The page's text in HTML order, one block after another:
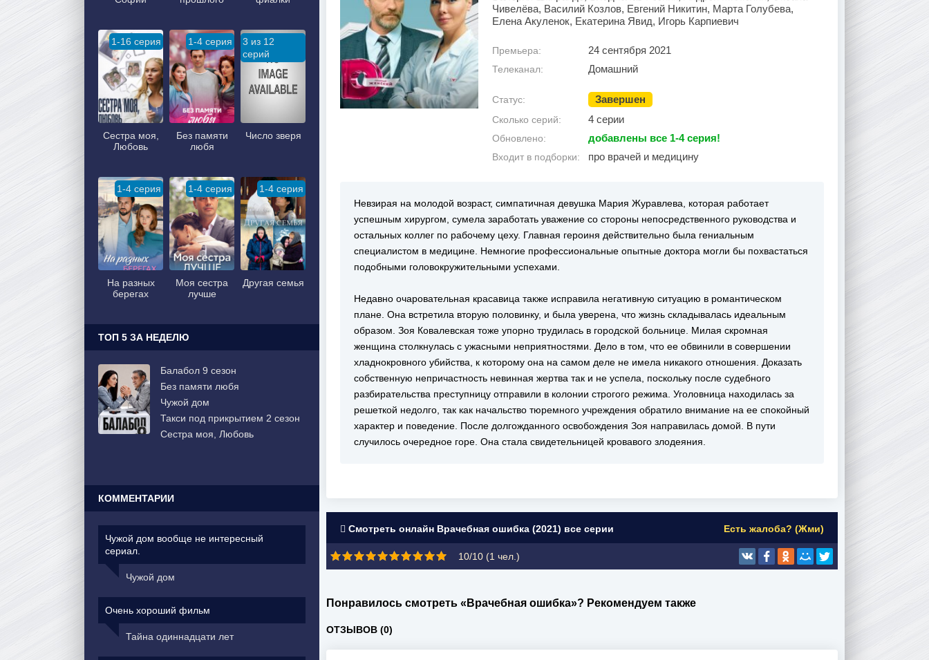
Чивелёва, Василий Козлов, Евгений Никитин, Марта Голубева,
Елена Акуленок, Екатерина Явид, Игорь Карпиевич
Премьера: 24 сентября 2021
Телеканал: Домашний
Статус: Завершен
Сколько серий: 4 серии
Обновлено: добавлены все 1-4 серия!
Входит в подборки: про врачей и медицину
Невзирая на молодой возраст, симпатичная девушка Мария Журавлева, которая работает
успешным хирургом, сумела заработать уважение со стороны непосредственного руководства и
остальных коллег по рабочему цеху. Главная героиня действительно была гениальным
специалистом в медицине. Немногие профессиональные опытные доктора могли бы похвастаться
подобными головокружительными успехами.
Недавно очаровательная красавица также исправила негативную ситуацию в романтическом
плане. Она встретила вторую половинку, и была уверена, что жизнь складывалась идеальным
образом. Зоя Ковалевская тоже упорно трудилась в городской больнице. Милая скромная
женщина столкнулась с ужасными неприятностями. Дело в том, что ее обвинили в совершении
хладнокровного убийства, к которому она на самом деле не имела никакого отношения. Доказать
собственную непричастность невинная жертва так и не успела, поскольку после судебного
разбирательства преступницу отправили в колонии строгого режима. Уголовница находилась за
решеткой недолго, так как начальство тюремного учреждения обратило внимание на ее спокойный
характер и поведение. После долгожданного освобождения Зоя направилась домой. В пути
случилось очередное горе. Она стала свидетельницей кровавого злодеяния.
Смотреть онлайн Врачебная ошибка (2021) все серии Есть жалоба? (Жми)
10/10 (1 чел.)
Понравилось смотреть «Врачебная ошибка»? Рекомендуем также
ОТЗЫВОВ (0)
1-16 серия
Сестра моя,
Любовь
1-4 серия
Без памяти
любя
3 из 12
серий
Число зверя
1-4 серия
На разных
берегах
1-4 серия
Моя сестра
лучше
1-4 серия
Другая семья
ТОП 5 ЗА НЕДЕЛЮ
Балабол 9 сезон
Без памяти любя
Чужой дом
Такси под прикрытием 2 сезон
Сестра моя, Любовь
КОММЕНТАРИИ
Чужой дом вообще не интересный
сериал.
Чужой дом
Очень хороший фильм
Тайна одиннадцати лет